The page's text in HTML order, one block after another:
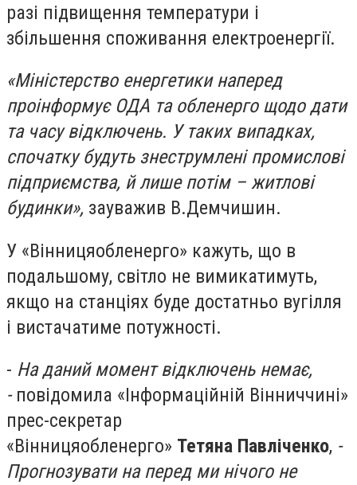
разі підвищення температури і
збільшення споживання електроенергії.
«Міністерство енергетики наперед
проінформує ОДА та обленерго щодо дати
та часу відключень. У таких випадках,
спочатку будуть знеструмлені промислові
підприємства, й лише потім – житлові
будинки», зауважив В.Демчишин.
У «Вінницяобленерго» кажуть, що в
подальшому, світло не вимикатимуть,
якщо на станціях буде достатньо вугілля
і вистачатиме потужності.
- На даний момент відключень немає,
- повідомила «Інформаційній Вінниччині»
прес-секретар
«Вінницяобленерго» Тетяна Павліченко, -
Прогнозувати на перед ми нічого не